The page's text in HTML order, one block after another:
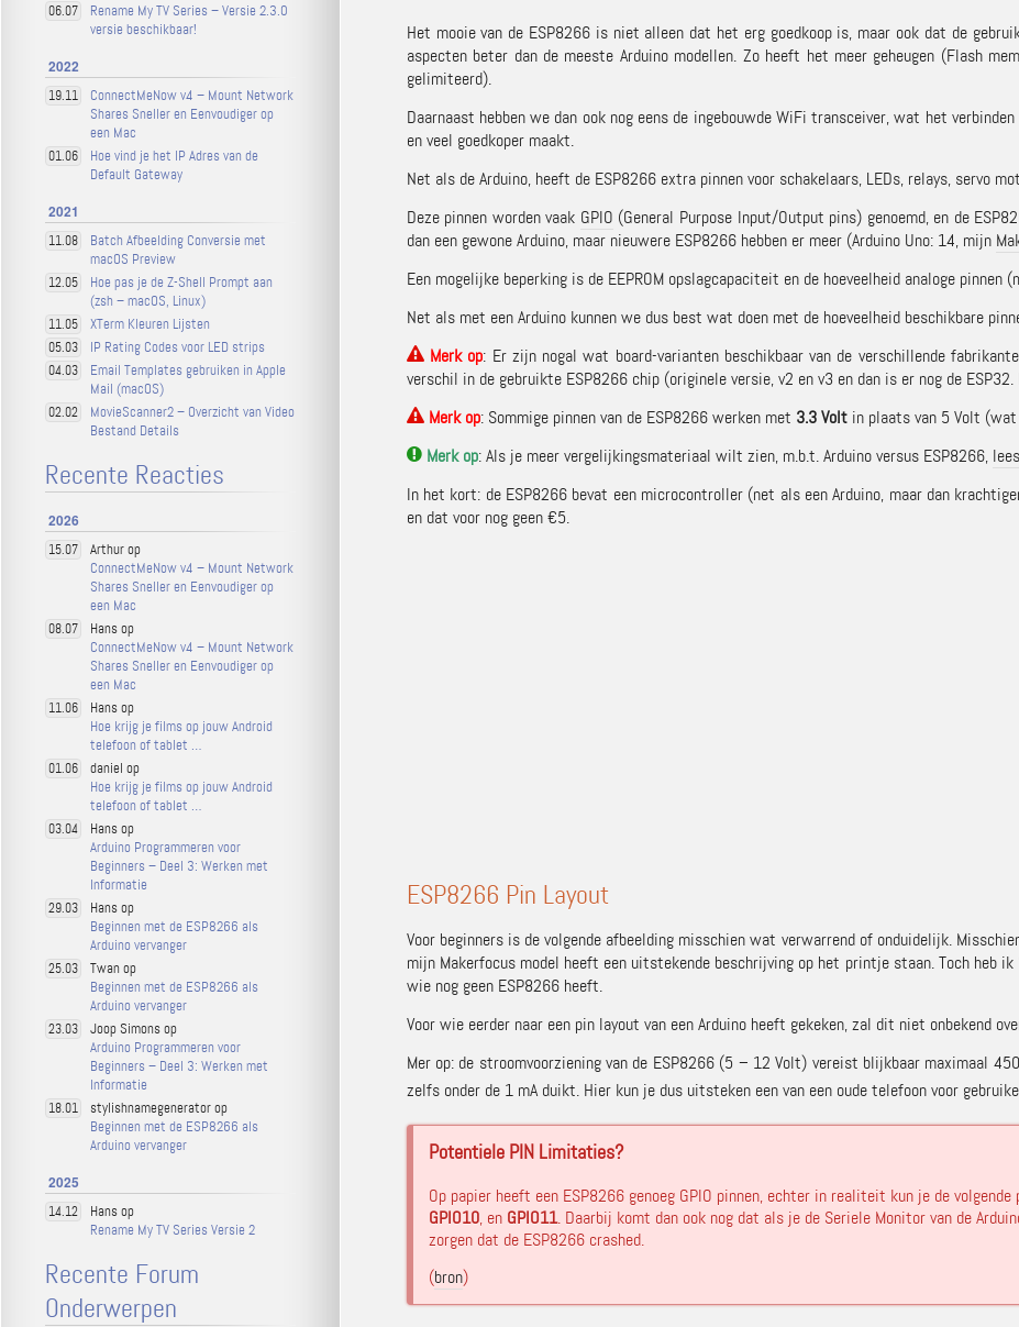
Het mooie van de ESP8266 is niet alleen dat het erg goedkoop is, maar ook dat de
aspecten beter dan de meeste Arduino modellen. Zo heeft het meer geheugen (Flash
gelimiteerd).
Daarnaast hebben we dan ook nog eens de ingebouwde WiFi transceiver, wat het
en veel goedkoper maakt.
Net als de Arduino, heeft de ESP8266 extra pinnen voor schakelaars, LEDs, relays, servo
Deze pinnen worden vaak GPIO (General Purpose Input/Output pins) genoemd, en de
dan een gewone Arduino, maar nieuwere ESP8266 hebben er meer (Arduino Uno: 14, mijn
Een mogelijke beperking is de EEPROM opslagcapaciteit en de hoeveelheid analoge pinnen
Net als met een Arduino kunnen we dus best wat doen met de hoeveelheid beschikbare
Merk op: Er zijn nogal wat board-varianten beschikbaar van de verschillende
verschil in de gebruikte ESP8266 chip (originele versie, v2 en v3 en dan is er nog de
Merk op: Sommige pinnen van de ESP8266 werken met 3.3 Voltin plaats van 5 Volt (wat
Merk op: Als je meer vergelijkingsmateriaal wilt zien, m.b.t. Arduino versus ESP8266,
In het kort: de ESP8266 bevat een microcontroller (net als een Arduino, maar dan
en dat voor nog geen €5.
ESP8266 Pin Layout
Voor beginners is de volgende afbeelding misschien wat verwarrend of onduidelijk.
mijn Makerfocus model heeft een uitstekende beschrijving op het printje staan. Toch heb
wie nog geen ESP8266 heeft.
Voor wie eerder naar een pin layout van een Arduino heeft gekeken, zal dit niet onbekend
Mer op: de stroomvoorziening van de ESP8266 (5 – 12 Volt) vereist blijkbaar maximaal
zelfs onder de 1 mA duikt. Hier kun je dus uitsteken een van een oude telefoon voor
Potentiele PIN Limitaties?
Op papier heeft een ESP8266 genoeg GPIO pinnen, echter in realiteit kun je de
GPIO10, en GPIO11. Daarbij komt dan ook nog dat als je de Seriele Monitor van de
zorgen dat de ESP8266 crashed.
(bron)
06.07
Rename My TV Series – Versie 2.3.0
versie beschikbaar!
2022
19.11
ConnectMeNow v4 – Mount Network
Shares Sneller en Eenvoudiger op
een Mac
01.06
Hoe vind je het IP Adres van de
Default Gateway
2021
11.08
Batch Afbeelding Conversie met
macOS Preview
12.05
Hoe pas je de Z-Shell Prompt aan
(zsh – macOS, Linux)
11.05 XTerm Kleuren Lijsten
05.03 IP Rating Codes voor LED strips
04.03
Email Templates gebruiken in Apple
Mail (macOS)
02.02
MovieScanner2 – Overzicht van Video
Bestand Details
Recente Reacties
2026
15.07
Arthur op
ConnectMeNow v4 – Mount Network
Shares Sneller en Eenvoudiger op
een Mac
08.07
Hans op
ConnectMeNow v4 – Mount Network
Shares Sneller en Eenvoudiger op
een Mac
11.06
Hans op
Hoe krijg je films op jouw Android
telefoon of tablet …
01.06
daniel op
Hoe krijg je films op jouw Android
telefoon of tablet …
03.04
Hans op
Arduino Programmeren voor
Beginners – Deel 3: Werken met
Informatie
29.03
Hans op
Beginnen met de ESP8266 als
Arduino vervanger
25.03
Twan op
Beginnen met de ESP8266 als
Arduino vervanger
23.03
Joop Simons op
Arduino Programmeren voor
Beginners – Deel 3: Werken met
Informatie
18.01
stylishnamegenerator op
Beginnen met de ESP8266 als
Arduino vervanger
2025
14.12
Hans op
Rename My TV Series Versie 2
Recente Forum
Onderwerpen